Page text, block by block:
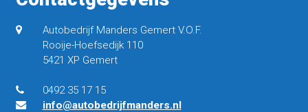
Autobedrijf Manders Gemert V.O.F.
Rooije-Hoefsedijk 110
5421 XP Gemert
0492 35 17 15
info@autobedrijfmanders.nl